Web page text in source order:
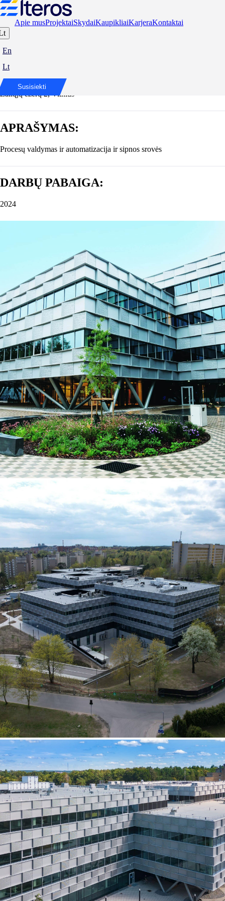
Apie musProjektaiSkydaiKaupikliaiKarjeraKontaktai
En
Lt
Susisiekti
Vilniaus Universiteto Medicinos Fakultetas
ADRESAS:
Žaliųjų ežerų 2, Vilnius
APRAŠYMAS:
Procesų valdymas ir automatizacija ir sipnos srovės
DARBŲ PABAIGA:
2024